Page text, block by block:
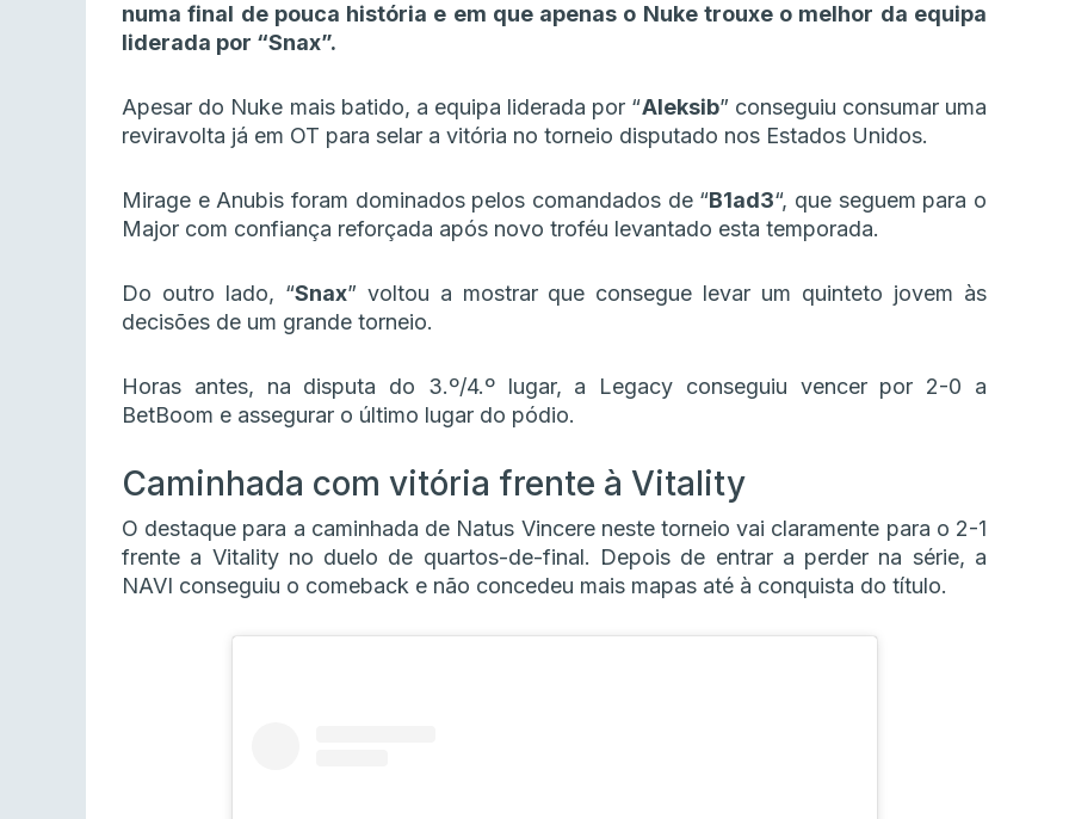
numa final de pouca história e em que apenas o Nuke trouxe o melhor da equipa
liderada por “Snax”.
Apesar do Nuke mais batido, a equipa liderada por “Aleksib” conseguiu consumar uma
reviravolta já em OT para selar a vitória no torneio disputado nos Estados Unidos.
Mirage e Anubis foram dominados pelos comandados de “B1ad3“, que seguem para o
Major com confiança reforçada após novo troféu levantado esta temporada.
Do outro lado, “Snax” voltou a mostrar que consegue levar um quinteto jovem às
decisões de um grande torneio.
Horas antes, na disputa do 3.º/4.º lugar, a Legacy conseguiu vencer por 2-0 a
BetBoom e assegurar o último lugar do pódio.
Caminhada com vitória frente à Vitality
O destaque para a caminhada de Natus Vincere neste torneio vai claramente para o 2-1
frente a Vitality no duelo de quartos-de-final. Depois de entrar a perder na série, a
NAVI conseguiu o comeback e não concedeu mais mapas até à conquista do título.